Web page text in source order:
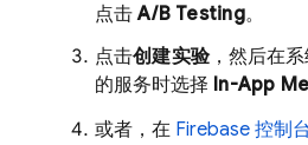
点击A/B Testing。
点击创建实验，然后在
的服务时选择 In-App
或者，在 Firebase 控制台